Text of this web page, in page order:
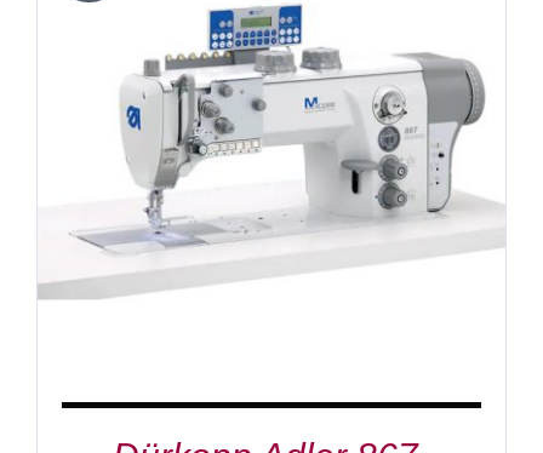
IN DEN WARENKORB DETAILS